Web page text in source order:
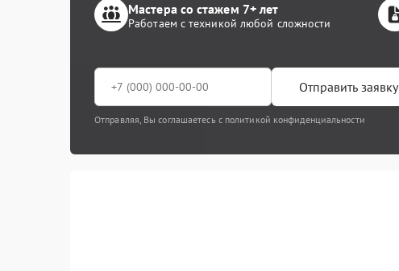
Мастера со стажем 7+ лет
Работаем с техникой любой сложности
Отправить заявку
Отправляя, Вы соглашаетесь с политикой конфиденциальности